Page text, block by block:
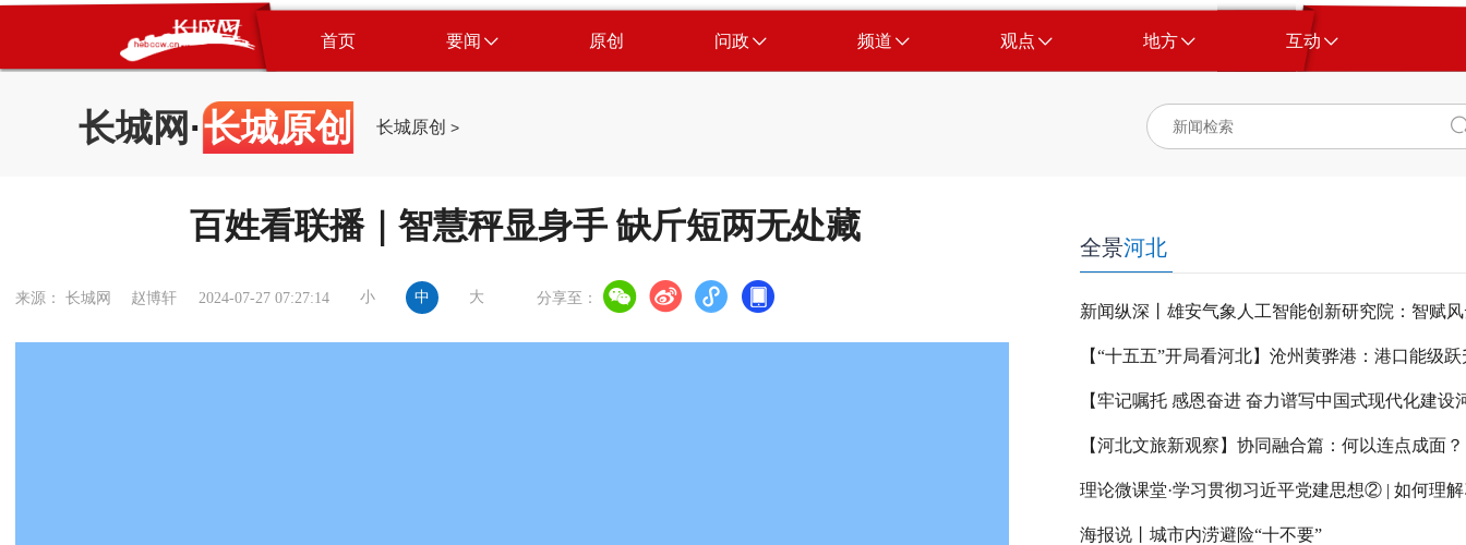
首页 要闻 原创 问政 频道 观点 地方 互动
长城网 ·长城原创 长城原创 >
百姓看联播｜智慧秤显身手 缺斤短两无处藏
来源： 长城网 赵博轩 2024-07-27 07:27:14 小 中 大 分享至：
全景河北
新闻纵深丨雄安气象人工智能创新研究院：智赋
【河北文旅新观察】协同融合篇：何以连点成面？
海报说丨城市内涝避险“十不要”